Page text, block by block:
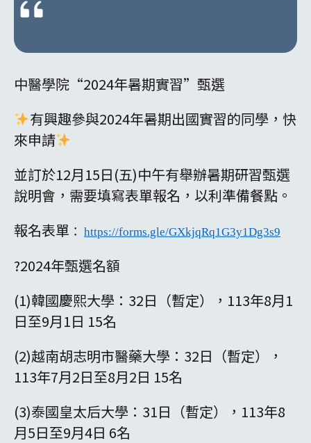
中醫學院“2024年暑期實習”甄選
有興趣參與2024年暑期出國實習的同學，快
來申請
並訂於12月15日(五)中午有舉辦暑期研習甄選
說明會，需要填寫表單報名，以利準備餐點。
報名表單 ： https://forms.gle/GXkjqRq1G3y1Dg3s9
?2024年甄選名額
(1)韓國慶熙大學：32日（暫定），113年8月1
日至9月1日 15名
(2)越南胡志明市醫藥大學：32日（暫定），
113年7月2日至8月2日 15名
(3)泰國皇太后大學：31日（暫定），113年8
月5日至9月4日 6名